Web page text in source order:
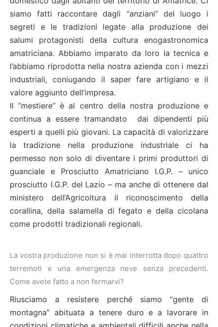
siamo fatti raccontare dagli “anziani” del luogo i
segreti e le tradizioni legate alla produzione dei
salumi protagonisti della cultura enogastronomica
amatriciana. Abbiamo imparato da loro la tecnica e
l’abbiamo riprodotta nella nostra azienda con i mezzi
industriali, coniugando il saper fare artigiano e il
valore aggiunto dell’impresa.
Il “mestiere” è al centro della nostra produzione e
continua a essere tramandato dai dipendenti più
esperti a quelli più giovani. La capacità di valorizzare
la tradizione nella produzione industriale ci ha
permesso non solo di diventare i primi produttori di
guanciale e Prosciutto Amatriciano I.G.P. – unico
prosciutto I.G.P. del Lazio – ma anche di ottenere dal
ministero dell’Agricoltura il riconoscimento della
corallina, della salamella di fegato e della cicolana
come prodotti tradizionali regionali.
La vostra produzione non si è mai interrotta dopo quattro
terremoti e una emergenza neve senza precedenti.
Come avete fatto a non fermarvi?
Riusciamo a resistere perché siamo “gente di
montagna” abituata a tenere duro e a lavorare in